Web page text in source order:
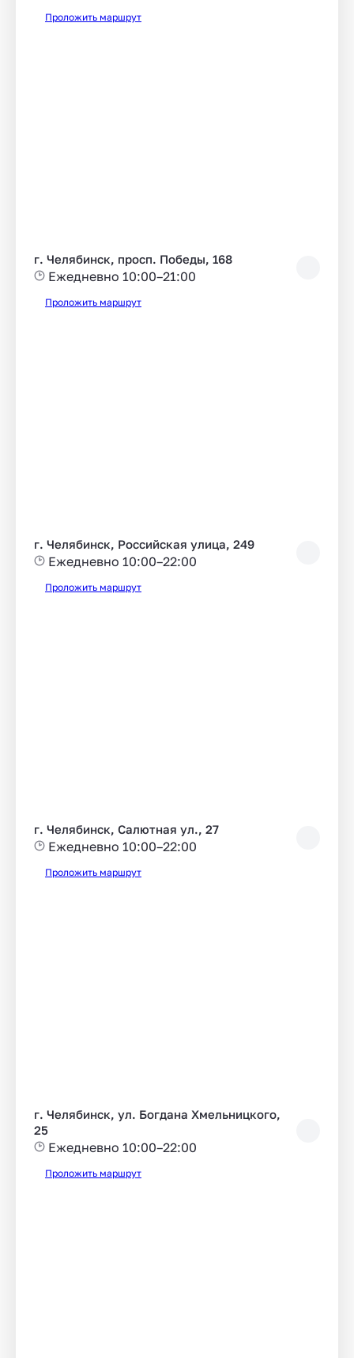
Проложить маршрут
г. Челябинск, просп. Победы, 168
Ежедневно 10:00–21:00
Проложить маршрут
г. Челябинск, Российская улица, 249
Ежедневно 10:00–22:00
Проложить маршрут
г. Челябинск, Салютная ул., 27
Ежедневно 10:00–22:00
Проложить маршрут
г. Челябинск, ул. Богдана Хмельницкого,
25
Ежедневно 10:00–22:00
Проложить маршрут